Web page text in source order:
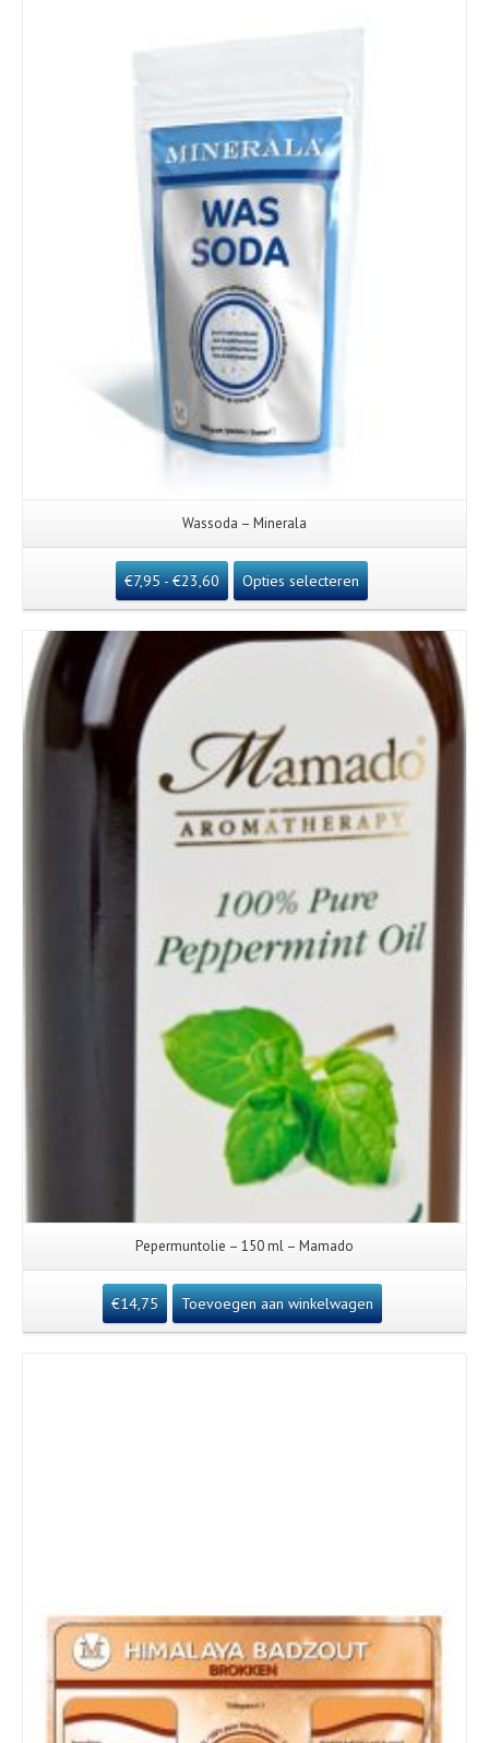
Wassoda – Minerala
€7,95- €23,60 Opties selecteren
Pepermuntolie – 150 ml – Mamado
€14,75 Toevoegen aan winkelwagen